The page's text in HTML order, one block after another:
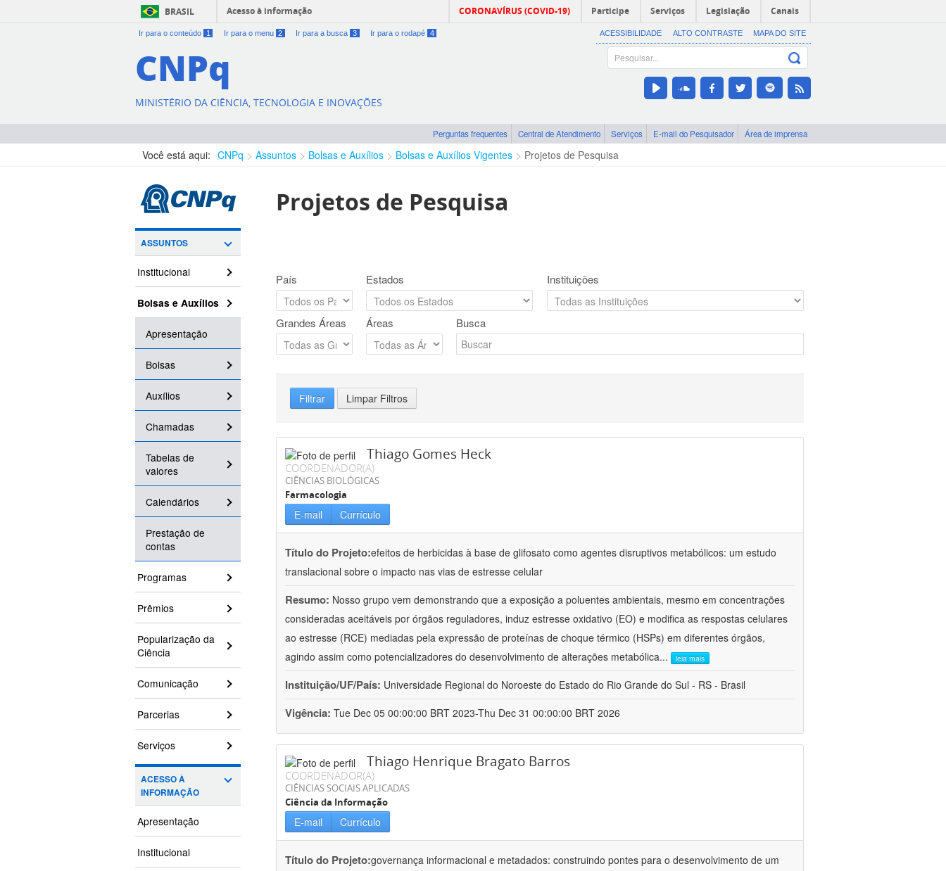
BRASIL Acesso à informação CORONAVÍRUS (COVID-19) Participe Serviços Legislação Canais
Ir para o conteúdo 1 Ir para o menu 2 Ir para a busca 3 Ir para o rodapé 4 ACESSIBILIDADE ALTO CONTRASTE MAPA DO SITE
CNPq
MINISTÉRIO DA CIÊNCIA, TECNOLOGIA E INOVAÇÕES
Perguntas frequentes Central de Atendimento Serviços E-mail do Pesquisador Área de imprensa
Você está aqui: CNPq Assuntos Bolsas e Auxílios Bolsas e Auxílios Vigentes Projetos de Pesquisa
ASSUNTOS
Institucional
Bolsas e Auxílios
Apresentação
Bolsas
Auxílios
Chamadas
Tabelas de
valores
Calendários
Prestação de
contas
Programas
Prêmios
Popularização da
Ciência
Comunicação
Parcerias
Serviços
ACESSO À
INFORMAÇÃO
Apresentação
Institucional
Projetos de Pesquisa
País Estados Instituições
Grandes Áreas Áreas Busca
Filtrar Limpar Filtros
Thiago Gomes Heck
COORDENADOR(A)
CIÊNCIAS BIOLÓGICAS
Farmacologia
E-mail Currículo
Título do Projeto:efeitos de herbicidas à base de glifosato como agentes disruptivos metabólicos: um estudo
translacional sobre o impacto nas vias de estresse celular
Resumo: Nosso grupo vem demonstrando que a exposição a poluentes ambientais, mesmo em concentrações
consideradas aceitáveis por órgãos reguladores, induz estresse oxidativo (EO) e modifica as respostas celulares
ao estresse (RCE) mediadas pela expressão de proteínas de choque térmico (HSPs) em diferentes órgãos,
agindo assim como potencializadores do desenvolvimento de alterações metabólica... leia mais
Instituição/UF/País: Universidade Regional do Noroeste do Estado do Rio Grande do Sul - RS - Brasil
Vigência: Tue Dec 05 00:00:00 BRT 2023-Thu Dec 31 00:00:00 BRT 2026
Thiago Henrique Bragato Barros
COORDENADOR(A)
CIÊNCIAS SOCIAIS APLICADAS
Ciência da Informação
E-mail Currículo
Título do Projeto:governança informacional e metadados: construindo pontes para o desenvolvimento de um